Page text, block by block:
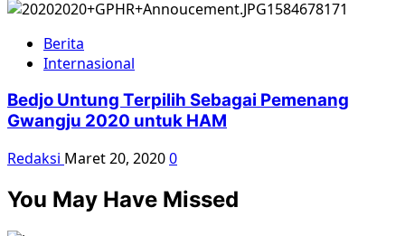
Berita
Internasional
Bedjo Untung Terpilih Sebagai Pemenang
Gwangju 2020 untuk HAM
Redaksi Maret 20, 20200
You May Have Missed